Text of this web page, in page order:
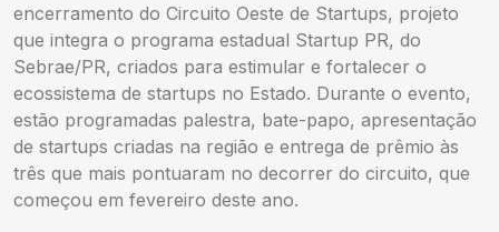
encerramento do Circuito Oeste de Startups, projeto
que integra o programa estadual Startup PR, do
Sebrae/PR, criados para estimular e fortalecer o
ecossistema de startups no Estado. Durante o evento,
estão programadas palestra, bate-papo, apresentação
de startups criadas na região e entrega de prêmio às
três que mais pontuaram no decorrer do circuito, que
começou em fevereiro deste ano.